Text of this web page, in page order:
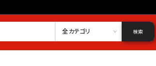
気に入り
全カテゴリ 検索